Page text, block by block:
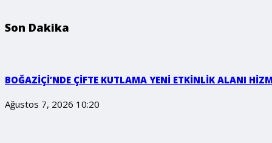
Son Dakika
BOĞAZİÇİ’NDE ÇİFTE KUTLAMA YENİ ETKİNLİK ALANI
Ağustos 7, 2026 10:20